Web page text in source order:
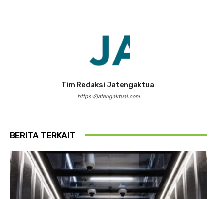
Tim Redaksi Jatengaktual
https://jatengaktual.com
BERITA TERKAIT